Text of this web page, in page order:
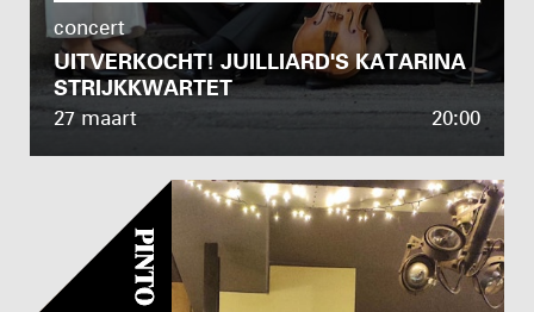
concert
UITVERKOCHT! JUILLIARD'S KATARINA
STRIJKKWARTET
27 maart 20:00